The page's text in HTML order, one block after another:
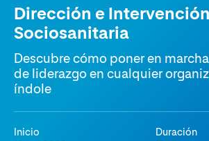
Dirección e Intervención
Sociosanitaria
Descubre cómo poner en
de liderazgo en cualquier
índole
Inicio
Duración